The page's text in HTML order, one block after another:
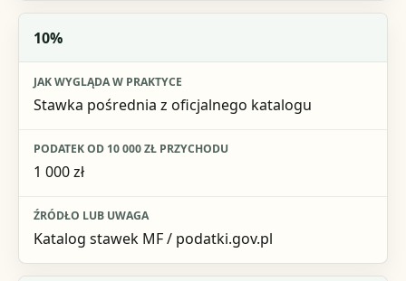
10%
Stawka pośrednia z oficjalnego katalogu
1 000 zł
Katalog stawek MF / podatki.gov.pl